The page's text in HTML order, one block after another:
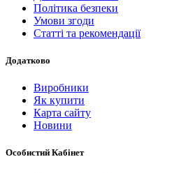
Політика безпеки
Умови згоди
Статті та рекомендації
Додатково
Виробники
Як купити
Карта сайту
Новини
Особистий Кабінет